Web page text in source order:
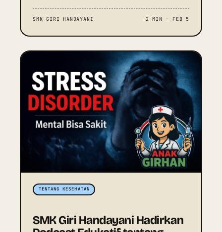
SMK GIRI HANDAYANI 2 MIN · FEB 5
TENTANG KESEHATAN
SMK Giri Handayani Hadirkan